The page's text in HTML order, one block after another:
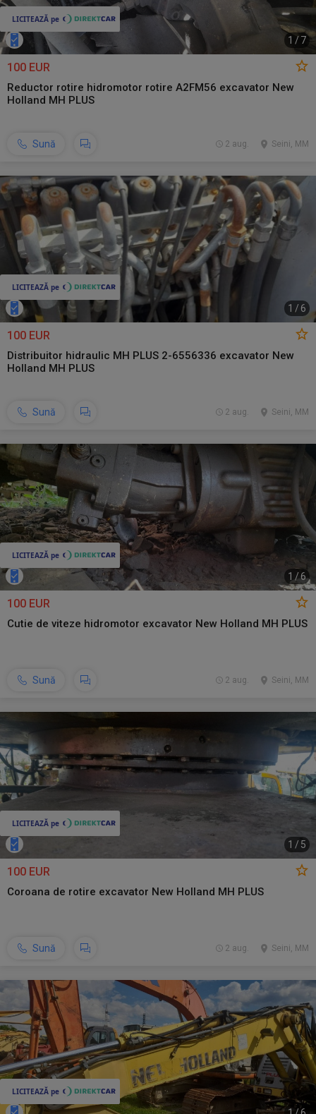
1 /7
100 EUR
Reductor rotire hidromotor rotire A2FM56 excavator New
Holland MH PLUS
Sună Seini, MM
2 aug.
1 / 6
100 EUR
Distribuitor hidraulic MH PLUS 2-6556336 excavator New
Holland MH PLUS
Sună Seini, MM
2 aug.
1 /6
100 EUR
Cutie de viteze hidromotor excavator New Holland MH PLUS
Sună Seini, MM
2 aug.
1 / 5
100 EUR
Coroana de rotire excavator New Holland MH PLUS
Sună Seini, MM
2 aug.